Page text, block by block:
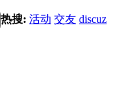
热搜: 活动 交友 discuz